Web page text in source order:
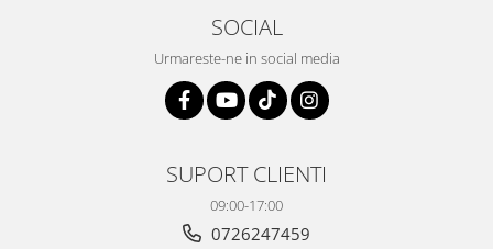
SOCIAL
Urmareste-ne in social media
SUPORT CLIENTI
09:00-17:00
0726247459